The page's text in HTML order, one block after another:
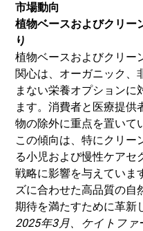
市場動向
植物ベースおよびクリー
り
植物ベースおよびクリー
関心は、オーガニック、
まない栄養オプションに
ます。消費者と医療提供
物の除外に重点を置いて
この傾向は、特にクリー
る小児および慢性ケアセ
戦略に影響を与えていま
ズに合わせた高品質の自
期待を満たすために革新
2025年3月、ケイトフ